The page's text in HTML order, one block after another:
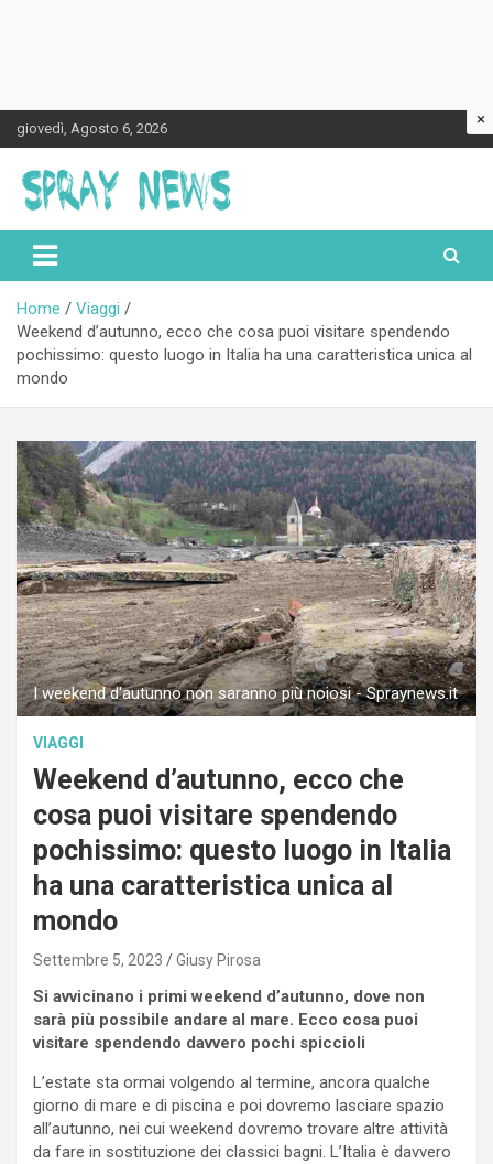
Skip
to
content
giovedì, Agosto 6, 2026
Spraynews.it
Home
Viaggi
Weekend d’autunno, ecco che cosa puoi visitare spendendo
pochissimo: questo luogo in Italia ha una caratteristica unica al
mondo
I weekend d'autunno non saranno più noiosi - Spraynews.it
VIAGGI
Weekend d’autunno, ecco che
cosa puoi visitare spendendo
pochissimo: questo luogo in Italia
ha una caratteristica unica al
mondo
Settembre 5, 2023 Giusy Pirosa
Si avvicinano i primi weekend d’autunno, dove non
sarà più possibile andare al mare. Ecco cosa puoi
visitare spendendo davvero pochi spiccioli
L’estate sta ormai volgendo al termine, ancora qualche
giorno di mare e di piscina e poi dovremo lasciare spazio
all’autunno, nei cui weekend dovremo trovare altre attività
da fare in sostituzione dei classici bagni. L’Italia è davvero
×